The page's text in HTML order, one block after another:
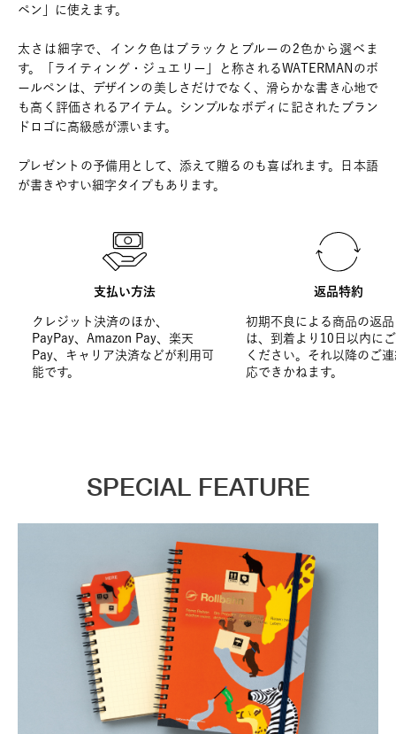
ペン」に使えます。
太さは細字で、インク色はブラックとブルーの2色から選べま
す。「ライティング・ジュエリー」と称されるWATERMANのボ
ールペンは、デザインの美しさだけでなく、滑らかな書き心地で
も高く評価されるアイテム。シンプルなボディに記されたブラン
ドロゴに高級感が漂います。
プレゼントの予備用として、添えて贈るのも喜ばれます。日本語
が書きやすい細字タイプもあります。
支払い方法
クレジット決済のほか、
PayPay、Amazon Pay、楽天
Pay、キャリア決済などが利用可
能です。
返品特約
初期不良による商品の返
は、到着より10日以内に
ください。それ以降のご
応できかねます。
SPECIAL FEATURE